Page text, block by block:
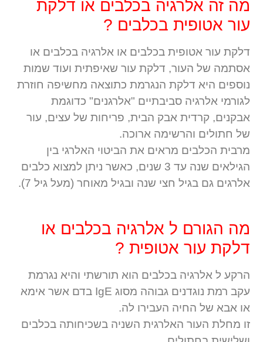
מה זה אלרגיה בכלבים או דלקת
עור אטופית בכלבים ?
דלקת עור אטופית בכלבים או אלרגיה בכלבים או
אסתמה של העור, דלקת עור שאיפתית ועוד שמות
נוספים היא דלקת הנגרמת כתוצאה מחשיפה חוזרת
לגורמי אלרגיה סביבתיים "אלרגנים" כדוגמת
אבקנים, קרדית אבק הבית, פריחות של עצים, עור
של חתולים והרשימה ארוכה.
מרבית הכלבים מראים את הביטוי האלרגי בין
הגילאים שנה עד 3 שנים, כאשר ניתן למצוא כלבים
אלרגים גם בגיל חצי שנה ובגיל מאוחר (מעל גיל 7).
מה הגורם ל אלרגיה בכלבים או
דלקת עור אטופית ?
הרקע ל אלרגיה בכלבים הוא תורשתי והיא נגרמת
עקב רמת נוגדנים גבוהה מסוג IgE בדם אשר אימא
או אבא של החיה העבירו לה.
זו מחלת העור האלרגית השניה בשכיחותה בכלבים